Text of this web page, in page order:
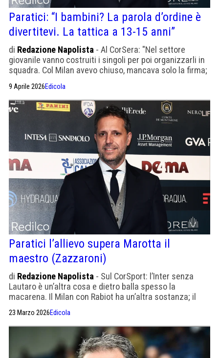
Paratici: “I bambini? La parola d’ordine è
divertitevi. La tattica a 13-15 anni”
di Redazione Napolista - Al CorSera: "Nel settore
giovanile vanno costruiti i singoli per poi organizzarli in
squadra. Col Milan avevo chiuso, mancava solo la firma;
9 Aprile 2026Edicola
Paratici l’allievo supera Marotta il
maestro (Zazzaroni)
di Redazione Napolista - Sul CorSport: l’Inter senza
Lautaro è un’altra cosa e dietro balla spesso la
macarena. Il Milan con Rabiot ha un’altra sostanza; il
nemmeno lontano parente di quello dei mesi precedenti.
23 Marzo 2026Edicola